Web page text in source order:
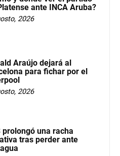
ante INCA Aruba?
2026
Araújo dejará al
para fichar por el
2026
prolongó una racha
tras perder ante